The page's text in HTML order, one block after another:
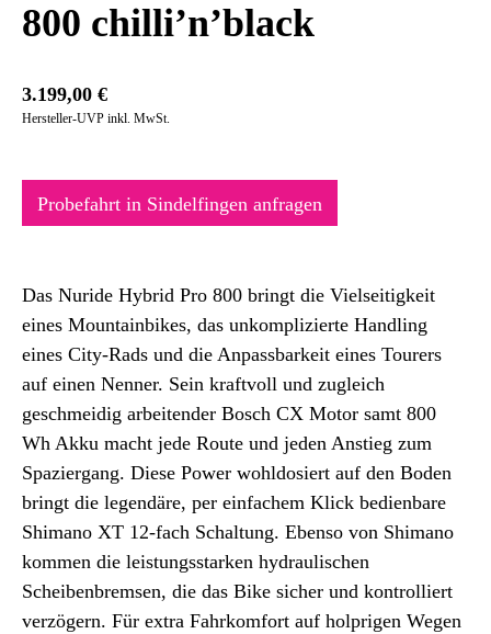
800 chilli’n’black
3.199,00 €
Hersteller-UVP inkl. MwSt.
Probefahrt in Sindelfingen anfragen
Das Nuride Hybrid Pro 800 bringt die Vielseitigkeit
eines Mountainbikes, das unkomplizierte Handling
eines City-Rads und die Anpassbarkeit eines Tourers
auf einen Nenner. Sein kraftvoll und zugleich
geschmeidig arbeitender Bosch CX Motor samt 800
Wh Akku macht jede Route und jeden Anstieg zum
Spaziergang. Diese Power wohldosiert auf den Boden
bringt die legendäre, per einfachem Klick bedienbare
Shimano XT 12-fach Schaltung. Ebenso von Shimano
kommen die leistungsstarken hydraulischen
Scheibenbremsen, die das Bike sicher und kontrolliert
verzögern. Für extra Fahrkomfort auf holprigen Wegen